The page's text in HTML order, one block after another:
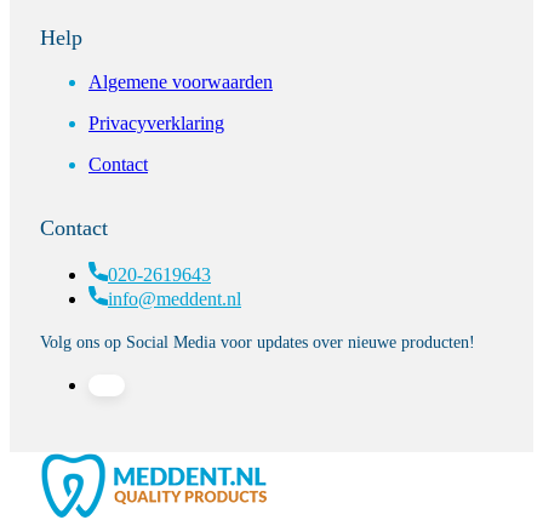
Help
Algemene voorwaarden
Privacyverklaring
Contact
Contact
020-2619643
info@meddent.nl
Volg ons op Social Media voor updates over nieuwe producten!